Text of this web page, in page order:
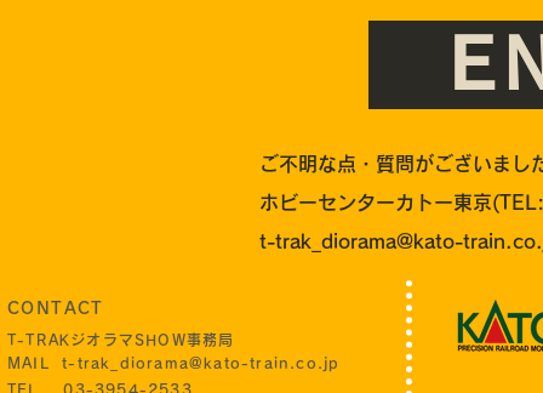
ご不明な点・質問がございまし
ホビーセンターカトー東京
t-trak_diorama@kato-
CONTACT
T-TRAKジオラマSHOW事務局
MAILt-trak_diorama@kato-train.co.jp
TEL 03-3954-2533